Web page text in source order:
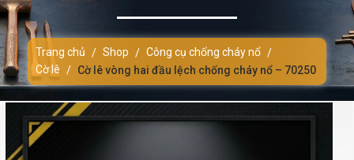
Trang chủ / Shop / Công cụ chống cháy nổ /
Cờ lê / Cờ lê vòng hai đầu lệch chống cháy nổ – 70250